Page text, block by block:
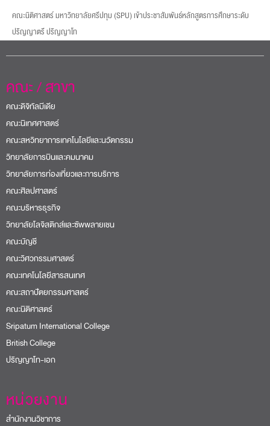
คณะนิติศาสตร์ มหาวิทยาลัยศรีปทุม (SPU) เข้าประชาสัมพันธ์หลักสูตรการศึกษาระดับ
ปริญญาตรี ปริญญาโท
คณะ / สาขา
คณะดิจิทัลมีเดีย
คณะนิเทศศาสตร์
คณะสหวิทยาการเทคโนโลยีและนวัตกรรม
วิทยาลัยการบินและคมนาคม
วิทยาลัยการท่องเที่ยวและการบริการ
คณะศิลปศาสตร์
คณะบริหารธุรกิจ
วิทยาลัยโลจิสติกส์และซัพพลายเชน
คณะบัญชี
คณะวิศวกรรมศาสตร์
คณะเทคโนโลยีสารสนเทศ
คณะสถาปัตยกรรมศาสตร์
คณะนิติศาสตร์
Sripatum International College
British College
ปริญญาโท-เอก
หน่วยงาน
สำนักงานวิชาการ